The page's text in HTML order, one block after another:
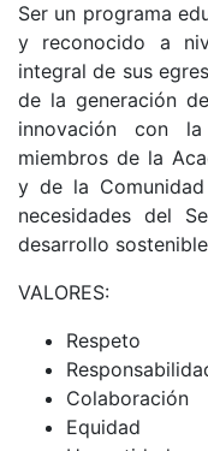
Ser un programa
y reconocido a
integral de sus
de la generación
innovación con
miembros de la
y de la
necesidades del
desarrollo
VALORES:
Respeto
Colaboración
Equidad